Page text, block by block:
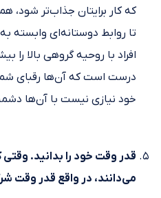
که کار برایتان جذاب‌تر
تا روابط دوستانه‌ای وابسته به
افراد با روحیه گروهی بالا را
درست است که آن‌ها رقبای
خود نیازی نیست با آن‌ها
قدر وقت خود را بدانید. وقتی
می‌دانند، در واقع قدر وقت